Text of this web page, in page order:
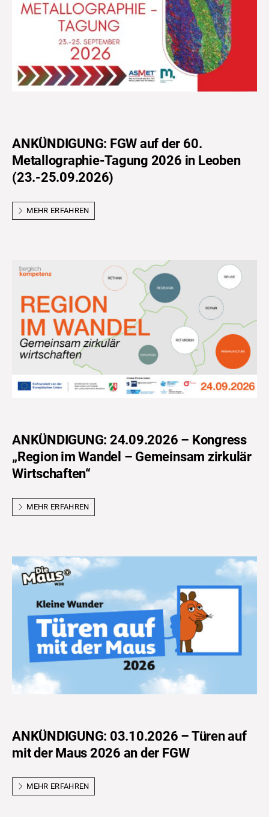
ANKÜNDIGUNG: FGW auf der 60.
Metallographie-Tagung 2026 in Leoben
(23.-25.09.2026)
MEHR ERFAHREN
ANKÜNDIGUNG: 24.09.2026 – Kongress
„Region im Wandel – Gemeinsam zirkulär
Wirtschaften“
MEHR ERFAHREN
ANKÜNDIGUNG: 03.10.2026 – Türen auf
mit der Maus 2026 an der FGW
MEHR ERFAHREN